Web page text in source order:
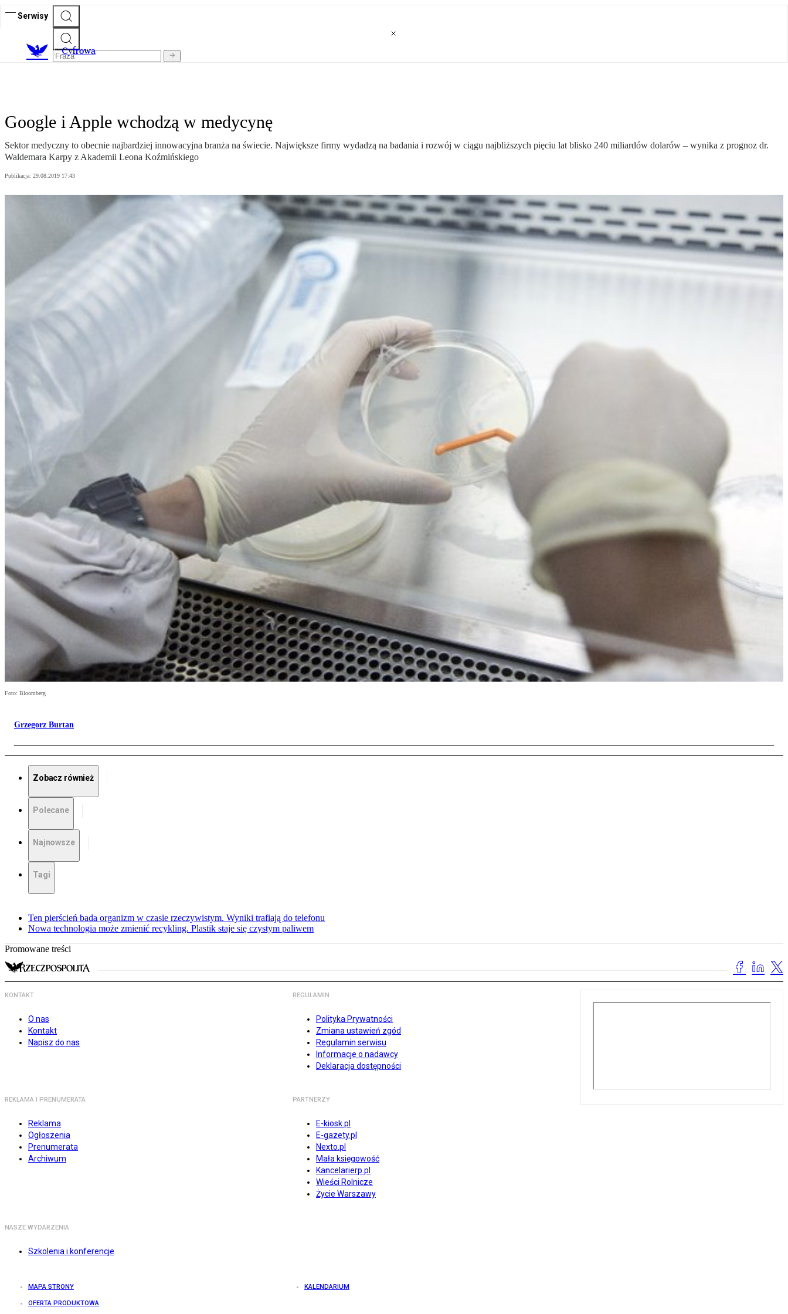
Serwisy
Cyfrowa
Google i Apple wchodzą w medycynę
Sektor medyczny to obecnie najbardziej innowacyjna branża na świecie. Największe firmy wydadzą na badania i rozwój w ciągu najbliższych pięciu lat blisko 240 miliardów dolarów – wynika z prognoz dr.
Waldemara Karpy z Akademii Leona Koźmińskiego
Publikacja: 29.08.2019 17:43
Foto: Bloomberg
Grzegorz Burtan
Zobacz również
Polecane
Najnowsze
Tagi
Ten pierścień bada organizm w czasie rzeczywistym. Wyniki trafiają do telefonu
Nowa technologia może zmienić recykling. Plastik staje się czystym paliwem
Promowane treści
KONTAKT
O nas
Kontakt
Napisz do nas
REGULAMIN
Polityka Prywatności
Zmiana ustawień zgód
Regulamin serwisu
Informacje o nadawcy
Deklaracja dostępności
REKLAMA I PRENUMERATA
Reklama
Ogłoszenia
Prenumerata
Archiwum
PARTNERZY
E-kiosk.pl
E-gazety.pl
Nexto.pl
Mała księgowość
Kancelarierp.pl
Wieści Rolnicze
Życie Warszawy
NASZE WYDARZENIA
Szkolenia i konferencje
MAPA STRONY KALENDARIUM
OFERTA PRODUKTOWA